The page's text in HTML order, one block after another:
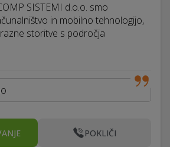
SISTEMI d.o.o. smo
in mobilno tehnologijo,
storitve s področja
POKLIČI